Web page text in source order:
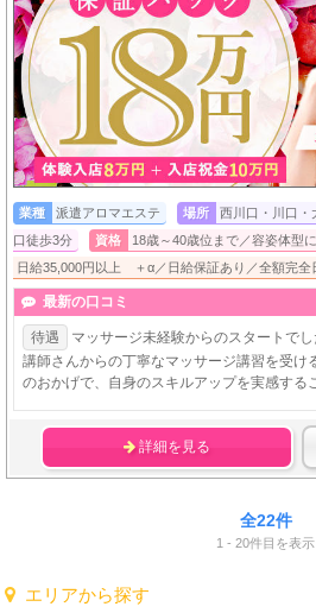
業種 派遣アロマエステ 場所 西川口・川口・
口徒歩3分
資格 18歳～40歳位まで／容姿体型
日給35,000円以上 ＋α／日給保証あり／全額完全
最新の口コミ
待遇
マッサージ未経験からのスタートで
講師さんからの丁寧なマッサージ講習を受け
のおかげで、自身のスキルアップを実感する
詳細を見る
全22件
1 - 20件目を表示
エリアから探す